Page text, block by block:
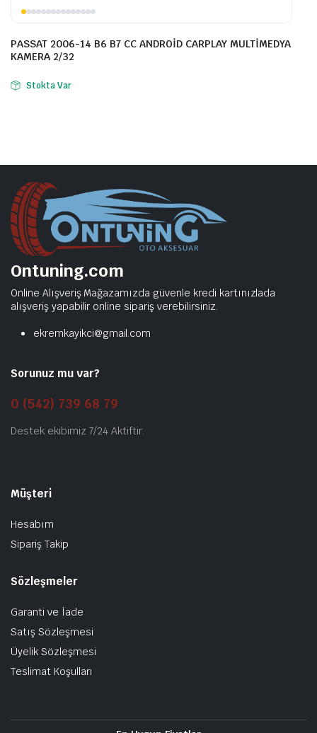
PASSAT 2006-14 B6 B7 CC ANDROİD CARPLAY MULTİMEDYA
KAMERA 2/32
Stokta Var
Ontuning.com
Online Alışveriş Mağazamızda güvenle kredi kartınızlada
alışveriş yapabilir online sipariş verebilirsiniz.
ekremkayikci@gmail.com
Sorunuz mu var?
0 (542) 739 68 79
Destek ekibimiz 7/24 Aktiftir.
Müşteri
Hesabım
Sipariş Takip
Sözleşmeler
Garanti ve İade
Satış Sözleşmesi
Üyelik Sözleşmesi
Teslimat Koşulları